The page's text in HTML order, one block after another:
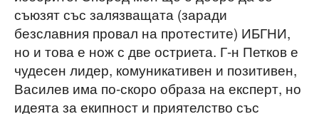
съюзят със залязващата (заради
безславния провал на протестите) ИБГНИ,
но и това е нож с две остриета. Г-н Петков е
чудесен лидер, комуникативен и позитивен,
Василев има по-скоро образа на експерт, но
идеята за екипност и приятелство със